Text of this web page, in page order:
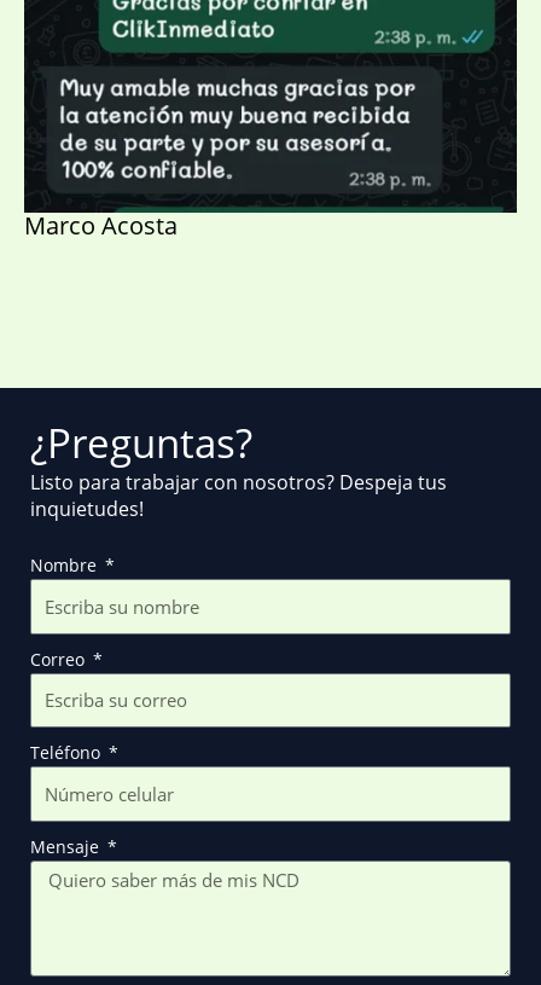
Marco Acosta
¿Preguntas?
Listo para trabajar con nosotros? Despeja tus
inquietudes!
Nombre
Correo
Teléfono
Mensaje